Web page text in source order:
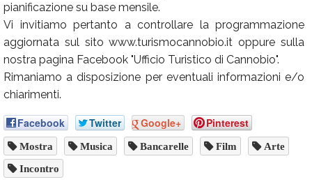
pianificazione su base mensile.
Vi invitiamo pertanto a controllare la programmazione
aggiornata sul sito www.turismocannobio.it oppure sulla
nostra pagina Facebook "Ufficio Turistico di Cannobio".
Rimaniamo a disposizione per eventuali informazioni e/o
chiarimenti.
Facebook Twitter Google+ Pinterest
Mostra Musica Bancarelle Film Arte
Incontro